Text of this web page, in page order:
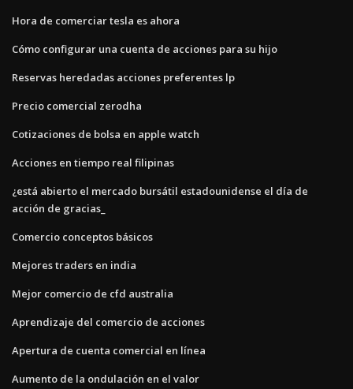
Hora de comerciar tesla es ahora
Cómo configurar una cuenta de acciones para su hijo
Reservas heredadas acciones preferentes lp
Precio comercial zerodha
Cotizaciones de bolsa en apple watch
Acciones en tiempo real filipinas
¿está abierto el mercado bursátil estadounidense el día de
acción de gracias_
Comercio conceptos básicos
Mejores traders en india
Mejor comercio de cfd australia
Aprendizaje del comercio de acciones
Apertura de cuenta comercial en línea
Aumento de la ondulación en el valor